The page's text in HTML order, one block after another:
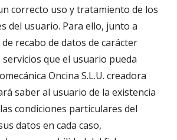
correcto uso y tratamiento de los
del usuario. Para ello, junto a
recabo de datos de carácter
que el usuario pueda
Oncina S.L.U. creadora
saber al usuario de la existencia
condiciones particulares del
datos en cada caso,